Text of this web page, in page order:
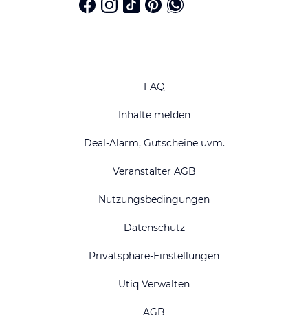
FAQ
Inhalte melden
Deal-Alarm, Gutscheine uvm.
Veranstalter AGB
Nutzungsbedingungen
Datenschutz
Privatsphäre-Einstellungen
Utiq Verwalten
AGB